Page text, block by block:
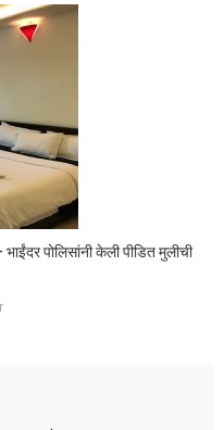
पोलिसांनी केली पीडित मुलीची